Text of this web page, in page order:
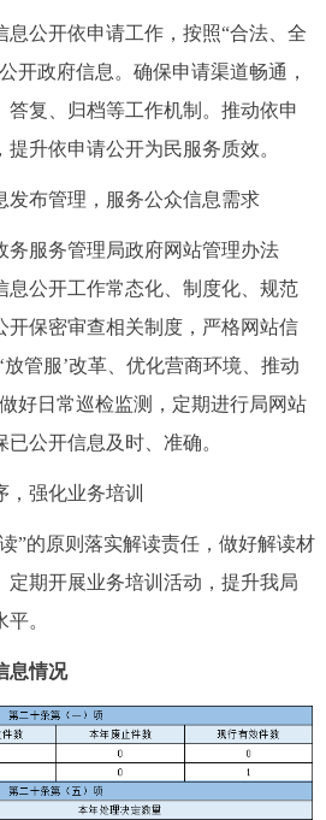
한국어
العربية PORTUGUÊS
回到顶部
公开依申请工作，按照“合法、全
开政府信息。确保申请渠道畅通，
答复、归档等工作机制。推动依申
升依申请公开为民服务质效。
布管理，服务公众信息需求
服务管理局政府网站管理办法
息公开工作常态化、制度化、规范
开保密审查相关制度，严格网站信
管服’改革、优化营商环境、推动
好日常巡检监测，定期进行局网站
公开信息及时、准确。
强化业务培训
的原则落实解读责任，做好解读材
定期开展业务培训活动，提升我局
。
息情况